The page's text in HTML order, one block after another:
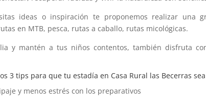
ideas o inspiración te proponemos realizar una
en MTB, pesca, rutas a caballo, rutas micológicas.
y mantén a tus niños contentos, también disfruta
3 tips para que tu estadía en Casa Rural las Becerras
y menos estrés con los preparativos